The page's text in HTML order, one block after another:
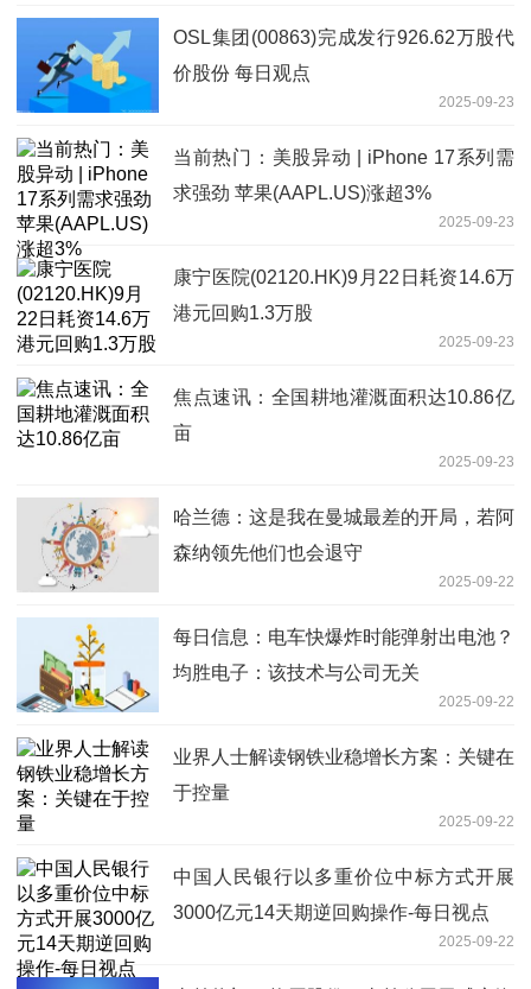
OSL集团(00863)完成发行926.62万股代
价股份 每日观点
2025-09-23
当前热门：美股异动 | iPhone 17系列需
求强劲 苹果(AAPL.US)涨超3%
2025-09-23
康宁医院(02120.HK)9月22日耗资14.6万
港元回购1.3万股
2025-09-23
焦点速讯：全国耕地灌溉面积达10.86亿
亩
2025-09-23
哈兰德：这是我在曼城最差的开局，若阿
森纳领先他们也会退守
2025-09-22
每日信息：电车快爆炸时能弹射出电池？
均胜电子：该技术与公司无关
2025-09-22
业界人士解读钢铁业稳增长方案：关键在
于控量
2025-09-22
中国人民银行以多重价位中标方式开展
3000亿元14天期逆回购操作-每日视点
2025-09-22